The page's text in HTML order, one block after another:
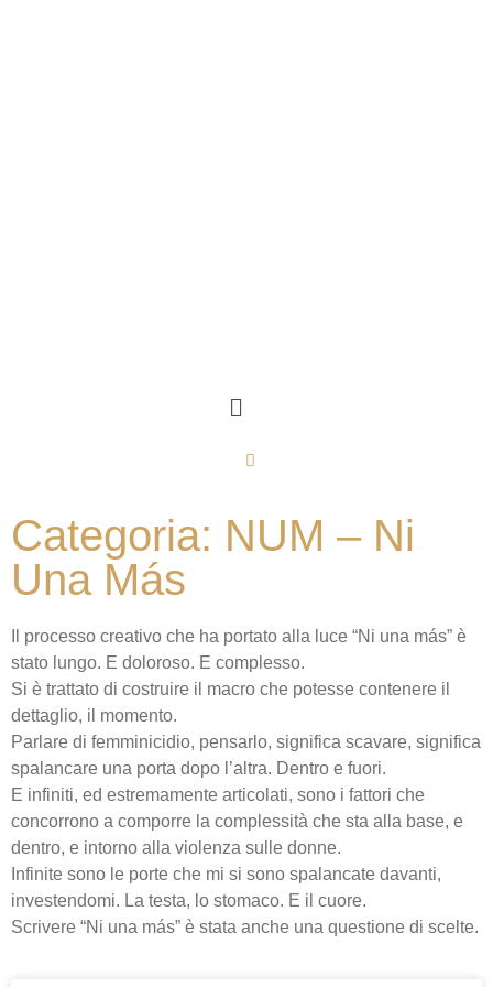
Categoria: NUM – Ni
Una Más
Il processo creativo che ha portato alla luce “Ni una más” è
stato lungo. E doloroso. E complesso.
Si è trattato di costruire il macro che potesse contenere il
dettaglio, il momento.
Parlare di femminicidio, pensarlo, significa scavare, significa
spalancare una porta dopo l’altra. Dentro e fuori.
E infiniti, ed estremamente articolati, sono i fattori che
concorrono a comporre la complessità che sta alla base, e
dentro, e intorno alla violenza sulle donne.
Infinite sono le porte che mi si sono spalancate davanti,
investendomi. La testa, lo stomaco. E il cuore.
Scrivere “Ni una más” è stata anche una questione di scelte.